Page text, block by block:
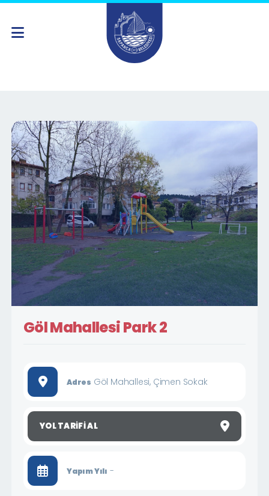
Göl Mahallesi Park 2
Adres Göl Mahallesi, Çimen Sokak
YOL TARIFI AL
Yapım Yılı -